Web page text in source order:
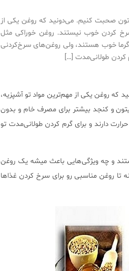
صحبت کنیم. می‌دونید که روغن یکی از
کردن خوب نیستند. روغن‌ خوراکی مثل
خوب هستند، ولی روغن‌های سرخ‌کردنی
کردن طولانی‌مدت […]
که روغن یکی از مهم‌ترین مواد تو آشپزیه،
و کنجد بیشتر برای مصرف خام و بدون
دارند و برای گرم کردن طولانی‌مدت تو
و چه ویژگی‌هایی باعث میشه یک روغن
تا روغن مناسبی رو برای سرخ کردن غذاها